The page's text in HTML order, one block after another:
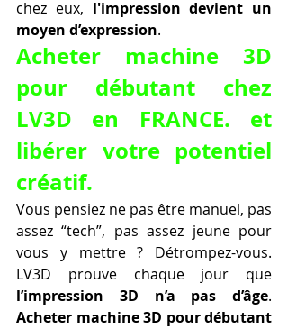
chez eux, l'impression devient un
moyen d’expression.
Acheter machine 3D
pour débutant chez
LV3D en FRANCE. et
libérer votre potentiel
créatif.
Vous pensiez ne pas être manuel, pas
assez “tech”, pas assez jeune pour
vous y mettre ? Détrompez-vous.
l’impression 3D n’a pas d’âge
Acheter machine 3D pour débutant